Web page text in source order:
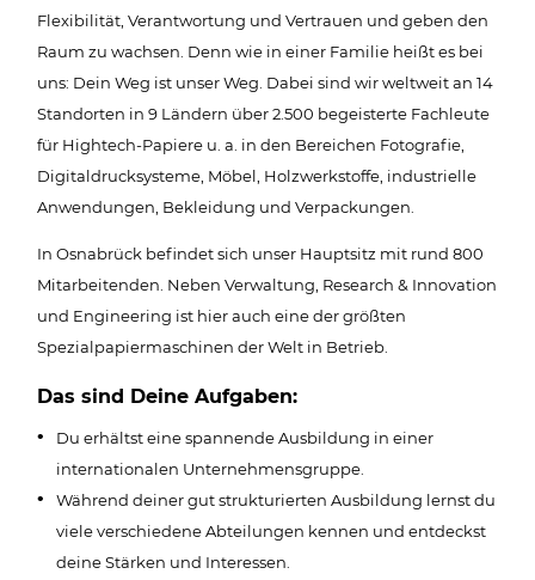
Flexibilität, Verantwortung und Vertrauen und geben den
Raum zu wachsen. Denn wie in einer Familie heißt es bei
uns: Dein Weg ist unser Weg. Dabei sind wir weltweit an 14
Standorten in 9 Ländern über 2.500 begeisterte Fachleute
für Hightech-Papiere u. a. in den Bereichen Fotografie,
Digitaldrucksysteme, Möbel, Holzwerkstoffe, industrielle
Anwendungen, Bekleidung und Verpackungen.
In Osnabrück befindet sich unser Hauptsitz mit rund 800
Mitarbeitenden. Neben Verwaltung, Research & Innovation
und Engineering ist hier auch eine der größten
Spezialpapiermaschinen der Welt in Betrieb.
Das sind Deine Aufgaben:
Du erhältst eine spannende Ausbildung in einer
internationalen Unternehmensgruppe.
Während deiner gut strukturierten Ausbildung lernst du
viele verschiedene Abteilungen kennen und entdeckst
deine Stärken und Interessen.